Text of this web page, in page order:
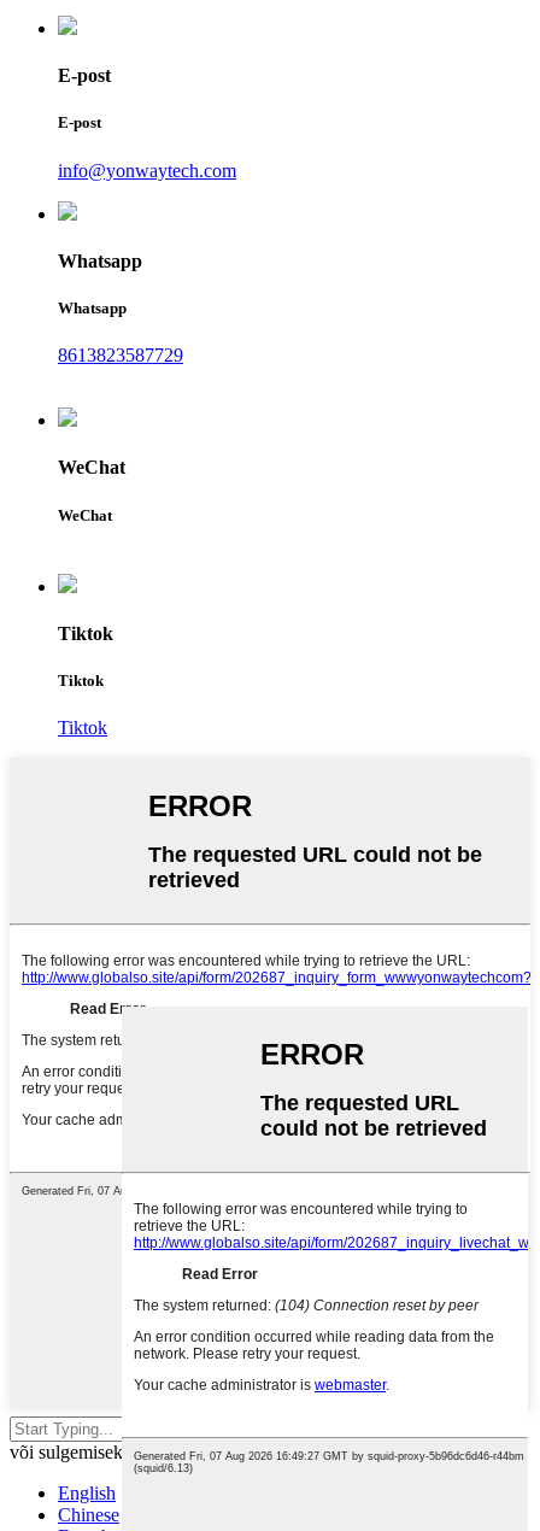
E-post
E-post
info@yonwaytech.com
Whatsapp
Whatsapp
8613823587729
WeChat
WeChat
Tiktok
Tiktok
Tiktok
või sulgemiseks ESC-klahvi
English
Chinese